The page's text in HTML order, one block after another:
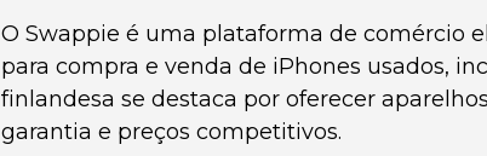
O Swappie é uma plataforma de comércio
para compra e venda de iPhones usados,
finlandesa se destaca por oferecer
garantia e preços competitivos.